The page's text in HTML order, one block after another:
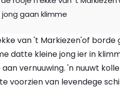
gaan klimme
van 't Markiezen'of
datte kleine jong ier in
vernuuwing. 'n nuuwt
voorzien van levendege